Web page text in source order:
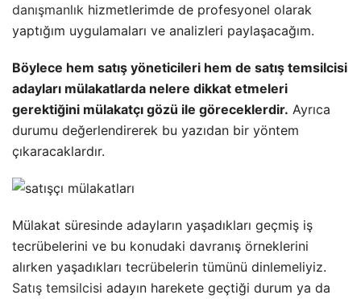
danışmanlık hizmetlerimde de profesyonel olarak
yaptığım uygulamaları ve analizleri paylaşacağım.
Böylece hem satış yöneticileri hem de satış temsilcisi
adayları mülakatlarda nelere dikkat etmeleri
gerektiğini mülakatçı gözü ile göreceklerdir. Ayrıca
durumu değerlendirerek bu yazıdan bir yöntem
çıkaracaklardır.
Mülakat süresinde adayların yaşadıkları geçmiş iş
tecrübelerini ve bu konudaki davranış örneklerini
alırken yaşadıkları tecrübelerin tümünü dinlemeliyiz.
Satış temsilcisi adayın harekete geçtiği durum ya da